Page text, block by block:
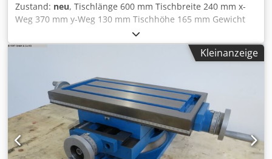
Zustand: neu, Tischlänge 600 mm Tischbreite 240 mm x-
Weg 370 mm y-Weg 130 mm Tischhöhe 165 mm Gewicht
60 kg Abmessungen L x B x H 0,8 x 0,45 x 0,2 mm
Dsdpfxsfgvzuj Akbokr Kreuztisch mit Drehteller
Kleinanzeige